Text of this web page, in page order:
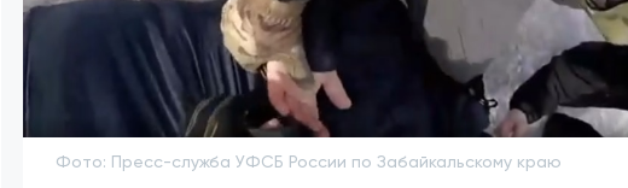
Фото: Пресс-служба УФСБ России по Забайкальскому краю